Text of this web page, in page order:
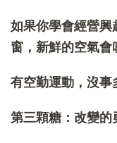
如果你學會經營
窗，新鮮的空氣會
有空勤運動，沒事
第三顆糖：改變的